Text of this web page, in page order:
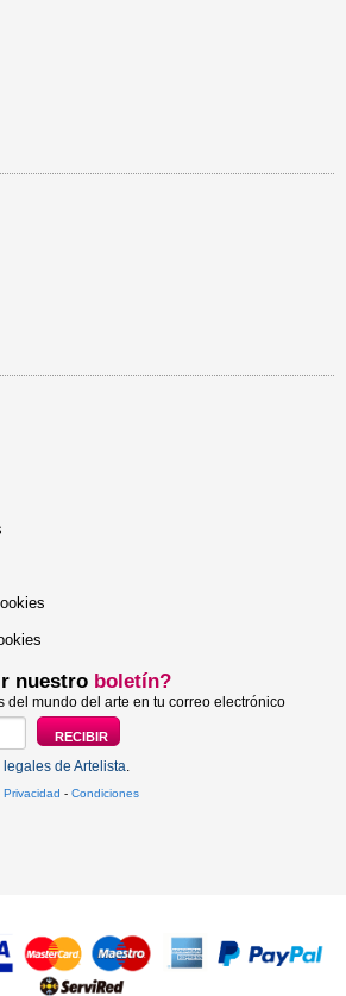
nuestro boletín?
del mundo del arte en tu correo electrónico
de Artelista.
Privacidad - Condiciones